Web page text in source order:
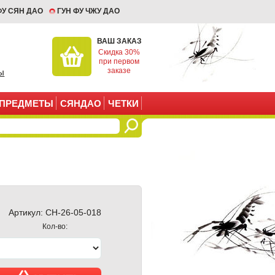
СЯН ДАО ГУН ФУ ЧЖУ ДАО
ВАШ ЗАКАЗ
Скидка 30%
при первом
заказе
ПРЕДМЕТЫ СЯНДАО ЧЕТКИ
Артикул: CH-26-05-018
Кол-во: